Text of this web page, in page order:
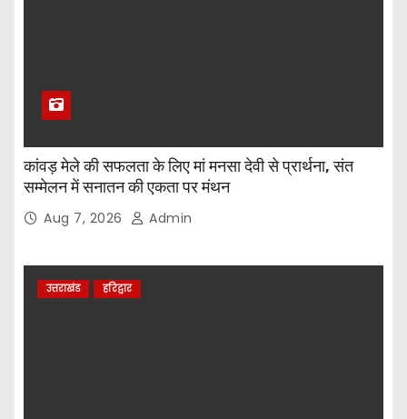
कांवड़ मेले की सफलता के लिए मां मनसा देवी से प्रार्थना, संत
सम्मेलन में सनातन की एकता पर मंथन
Aug 7, 2026 Admin
उत्तराखंड हरिद्वार